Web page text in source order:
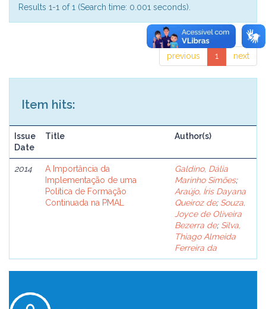
Results 1-1 of 1 (Search time: 0.001 seconds).
previous 1 next
Item hits:
Issue
Date
Title Author(s)
2014
A Importância da
Implementação de uma
Política de Formação
Continuada na PMAL
Galdino, Dália
Marinho Simões;
Araújo, Íris Dayana
Queiroz de; Souza,
Joyce de Oliveira
Bezerra de; Silva,
Thiago Almeida
Ferreira da